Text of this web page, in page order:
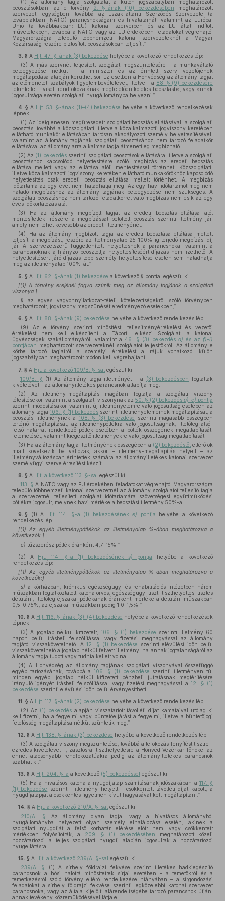
„(1) Az állomány tagja szolgálatát a külön jogszabályban meghatározott
beosztásokban, az e törvény
2. §-ának (10) bekezdésében meghatározott
szervezeti egységben, továbbá az Észak-atlanti Szerződés Szervezete (a
továbbiakban: NATO) parancsnokságain és hivatalainál, valamint az Európai
Unió (a továbbiakban: EU) katonai szerveiben és az EU által indított
műveletekben, továbbá a NATO vagy az EU érdekében feladatokat végrehajtó,
Magyarországra települő többnemzeti katonai szervezeteknél a Magyar
Köztársaság részére biztosított beosztásokban teljesíti.”
3. § A Hjt. 47. §-ának (3) bekezdése helyébe a következő rendelkezés lép:
„(3) A más szervnél teljesített szolgálat megszüntetésére – a munkavállaló
beleegyezése nélkül – a miniszter és az érintett szerv vezetőjének
megállapodása alapján kerülhet sor. Ez esetben a Honvédség az állomány tagját
az előmeneteli szabályok figyelembevételével, illetve – a 88. § (9) bekezdésére
tekintettel – viselt rendfokozatának megfelelően köteles beosztásba, vagy annak
jogosultsága esetén szolgálati nyugállományba helyezni.”
4. § A Hjt. 53. §-ának (1)–(4) bekezdése helyébe a következő rendelkezések
lépnek:
„(1) Az ideiglenesen megüresedett szolgálati beosztás ellátásával, a szolgálati
beosztás, továbbá a közszolgálati, illetve a közalkalmazotti jogviszony keretében
ellátható munkakör ellátásában tartósan akadályozott személy helyettesítésével,
valamint az állomány tagjának szolgálati beosztásához nem tartozó feladatkör
ellátásával az állomány arra alkalmas tagja átmenetileg megbízható.
(2) Az (1) bekezdésszerinti szolgálati beosztások ellátására, illetve a szolgálati
beosztáshoz kapcsolódó helyettesítésre szóló megbízás az eredeti beosztás
ellátása mellett vagy az ellátása alóli mentesítéssel történhet. Közszolgálati,
illetve közalkalmazotti jogviszony keretében ellátható munkakörökhöz kapcsolódó
helyettesítés csak eredeti beosztás ellátása mellett történhet. A megbízás
időtartama az egy évet nem haladhatja meg. Az egy havi időtartamot meg nem
haladó megbízáshoz az állomány tagjának beleegyezése nem szükséges. A
szolgálati beosztáshoz nem tartozó feladatkörrel való megbízás nem esik az egy
éves időkorlátozás alá.
(3) Ha az állomány megbízott tagját az eredeti beosztás ellátása alól
mentesítették, részére a megbízással betöltött beosztás szerinti illetmény jár,
amely nem lehet kevesebb az eredeti illetményénél.
(4) Ha az állomány megbízott tagja az eredeti beosztása ellátása mellett
teljesíti a megbízást, részére az illetményalap 25–100%-ig terjedő megbízási díj
jár. A szervezetszerű függetlenített helyettesnek a parancsnoka, valamint a
parancsnoknak a hiányzó beosztottja helyettesítéséért díjazás nem fizethető. A
helyettesítésért járó díjazás több személy helyettesítése esetén sem haladhatja
meg az illetményalap 100%-át.”
5. § A Hjt. 62. §-ának (1) bekezdése a következő i) ponttal egészül ki:
[(1) A törvény erejénél fogva szűnik meg az állomány tagjának a szolgálati
viszonya:]
i) az egyes vagyonnyilatkozat-tételi kötelezettségekről szóló törvényben
meghatározott, jogviszony megszűnését eredményező esetekben,”
6. § A Hjt. 88. §-ának (9) bekezdése helyébe a következő rendelkezés lép:
„(9) Az e törvény szerinti minősítést, teljesítményértékelést és vezetői
értékelést nem kell elkészíteni a Tábori Lelkészi Szolgálat, a katonai
ügyészségek szakállományáról, valamint a46. § (3) bekezdés a) és azf)–l)
pontjában meghatározott szervezeteknél szolgálatot teljesítőkről. Az állomány e
körbe tartozó tagjairól a személyi értékelést a rájuk vonatkozó, külön
jogszabályban meghatározott módon kell végrehajtani.”
7. § A Hjt. a következő 109/B. §-sal egészül ki:
109/B. § (1) Az állomány tagja illetményét – a (3) bekezdésben foglaltak
kivételével – az állományilletékes parancsnok állapítja meg.
(2) Az illetmény-megállapítás magában foglalja a szolgálati viszony
létesítésekor, valamint a szolgálati viszonynak az 50. § (2) bekezdés a)–c) pontja
szerinti módosításakor, valamint új illetményelemre való jogosultság esetében az
állomány tagja106. § (1) bekezdés szerinti illetményelemeinek megállapítását, a
beosztási illetménynek a 108. § (3) bekezdése
szerinti magasabb összegben
történő megállapítását, az illetménypótlékra való jogosultságnak, illetőleg alsó-
felső határral rendelkező pótlék esetében a pótlék összegének megállapítását,
felemelését, valamint kiegészítő illetményekre való jogosultság megállapítását.
(3) Ha az állomány tagja illetményének összegében a (2) bekezdéstől eltérő ok
miatt következik be változás, akkor – illetmény-megállapítás helyett – az
illetményváltozásban érintettek számára az állományilletékes katonai szervezet
személyügyi szerve értesítést készít.”
8. § A Hjt. a következő 113. §-sal egészül ki:
113. § A NATO vagy az EU érdekében feladatokat végrehajtó, Magyarországra
települő többnemzeti katonai szervezetnél az állomány szolgálatot teljesítő tagja
a szervezetnél teljesített szolgálat időtartamára szövetségesi együttműködési
pótlékra jogosult, melynek havi mértéke a beosztási illetmény 50%-a.”
9. § (1) A Hjt. 114. §-a (1) bekezdésének e) pontja helyébe a következő
rendelkezés lép:
[(1) Az egyéb illetménypótlékok az illetményalap %-ában meghatározva a
következők:]
e) tűzszerész pótlék óránként 4,7–15%;”
(2) A Hjt. 114. §-a (1) bekezdéséneks) pontja helyébe a következő
rendelkezés lép:
[(1) Az egyéb illetménypótlékok az illetményalap %-ában meghatározva a
következők:]
s) a kórházban, krónikus egészségügyi és rehabilitációs intézetben három
műszakban foglalkoztatott katona orvos, egészségügyi tiszt, tiszthelyettes, tisztes
délutáni, illetőleg éjszakai pótlékának óránkénti mértéke a délutáni műszakban
0,5–0,75%, az éjszakai műszakban pedig 1,0–1,5%;”
10. § A Hjt. 116. §-ának (3)–(4) bekezdése helyébe a következő rendelkezések
lépnek:
„(3) A jogalap nélkül kifizetett,106. § (1) bekezdése szerinti illetmény 60
napon belül írásbeli felszólítással vagy fizetési meghagyással az állomány
tagjától visszakövetelhető. A12. § (1) bekezdése
szerinti elévülési időn belül
visszakövetelhető a jogalap nélkül felvett illetmény, ha annak jogtalanságáról az
állomány tagja tudott vagy tudnia kellett volna.
(4) A Honvédség az állomány tagjának szolgálati viszonyával összefüggő
egyéb tartozásának, továbbá a106. § (1) bekezdése szerinti illetményen túl
minden egyéb, jogalap nélkül kifizetett pénzbeli juttatásnak megtérítésére
irányuló igényét írásbeli felszólítással vagy fizetési meghagyással a12. § (1)
bekezdése szerinti elévülési időn belül érvényesítheti.”
11. § A Hjt. 117. §-ának (2) bekezdése helyébe a következő rendelkezés lép:
„(2) Az (1) bekezdésalapján visszatartott távolléti díjat kamataival utólag ki
kell fizetni, ha a fegyelmi vagy büntetőeljárást a fegyelmi, illetve a büntetőjogi
felelősség megállapítása nélkül szüntetik meg.”
12. § A Hjt. 138. §-ának (3) bekezdése helyébe a következő rendelkezés lép:
„(3) A szolgálati viszony megszüntetése, továbbá a lefokozás fenyítést tisztre –
ezredes kivételével –, zászlósra, tiszthelyettesre a Honvéd Vezérkar főnöke, az
ennél alacsonyabb rendfokozatúakra pedig az állományilletékes parancsnok
szabhat ki.”
13. § A Hjt. 204. §-a a következő (5) bekezdéssel egészül ki:
„(5) Ha a hivatásos katona a nyugdíjalap számításának időszakában a 117. §
(1) bekezdése
szerint – illetmény helyett – csökkentett távolléti díjat kapott, a
nyugdíjalapját a csökkentés figyelmen kívül hagyásával kell megállapítani.”
14. § A Hjt. a következő 210/A. §-sal egészül ki:
210/A. § Az állomány olyan tagja, vagy a hivatásos állományból
nyugállományba helyezett olyan személy elhalálozása esetén, akinek a
szolgálati nyugdíját a felső korhatár elérése előtt nem, vagy csökkentett
mértékben folyósították, a
209. § (1) bekezdésében meghatározott közeli
hozzátartozói a teljes szolgálati nyugdíj alapján jogosultak a hozzátartozói
nyugellátásra.”
15. § A Hjt. a következő 239/A. §-sal egészül ki:
239/A. §
(1) A sírhely földrajzi fekvése szerint illetékes hadkiegészítő
parancsnok a hősi halottá minősítettek sírjai esetében – a temetőkről és a
temetkezésről szóló törvény eltérő rendelkezése hiányában – a sírgondozási
feladatokat a sírhely földrajzi fekvése szerinti legközelebbi katonai szervezet
parancsnoka, vagy az általa kijelölt, alárendeltségébe tartozó parancsnok útján,
annak tevékeny közreműködésével látja el.